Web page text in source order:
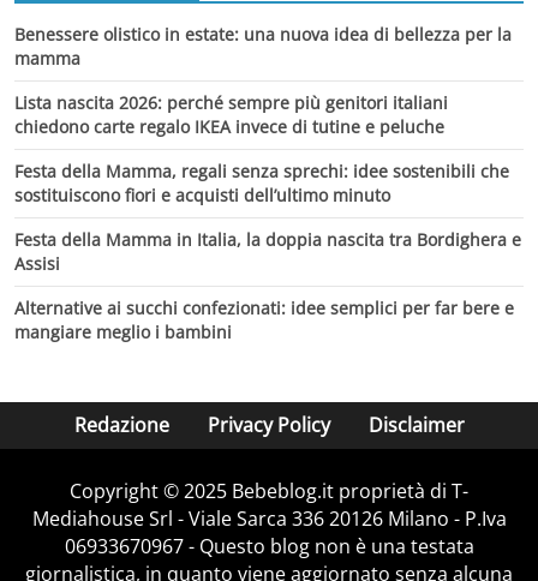
Benessere olistico in estate: una nuova idea di bellezza per la
mamma
Lista nascita 2026: perché sempre più genitori italiani
chiedono carte regalo IKEA invece di tutine e peluche
Festa della Mamma, regali senza sprechi: idee sostenibili che
sostituiscono fiori e acquisti dell’ultimo minuto
Festa della Mamma in Italia, la doppia nascita tra Bordighera e
Assisi
Alternative ai succhi confezionati: idee semplici per far bere e
mangiare meglio i bambini
Redazione Privacy Policy Disclaimer
Copyright © 2025 Bebeblog.it proprietà di T-
Mediahouse Srl - Viale Sarca 336 20126 Milano - P.Iva
06933670967 - Questo blog non è una testata
giornalistica, in quanto viene aggiornato senza alcuna